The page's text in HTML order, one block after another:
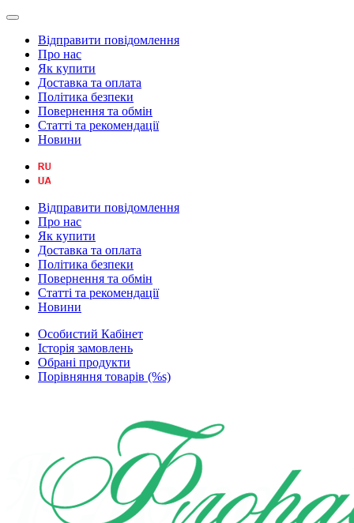
Відправити повідомлення
Про нас
Як купити
Доставка та оплата
Політика безпеки
Повернення та обмін
Статті та рекомендації
Новини
Відправити повідомлення
Про нас
Як купити
Доставка та оплата
Політика безпеки
Повернення та обмін
Статті та рекомендації
Новини
Особистий Кабінет
Історія замовлень
Обрані продукти
Порівняння товарів (%s)